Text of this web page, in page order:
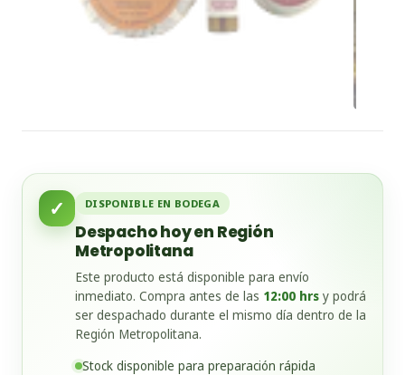
✓ DISPONIBLE EN BODEGA
Despacho hoy en Región
Metropolitana
Este producto está disponible para envío
inmediato. Compra antes de las 12:00 hrs y podrá
ser despachado durante el mismo día dentro de la
Región Metropolitana.
Stock disponible para preparación rápida